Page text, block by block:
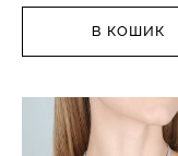
В КОШИК